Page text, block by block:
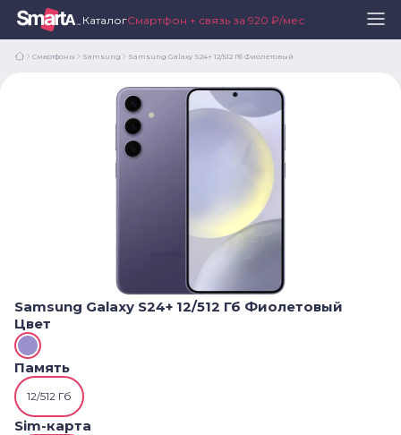
КаталогСмартфон + связь за 920 ₽/мес
Смартфоны Samsung Samsung Galaxy S24+ 12/512 Гб Фиолетовый
Samsung Galaxy S24+ 12/512 Гб Фиолетовый
Цвет
Память
12/512 Гб
Sim-карта